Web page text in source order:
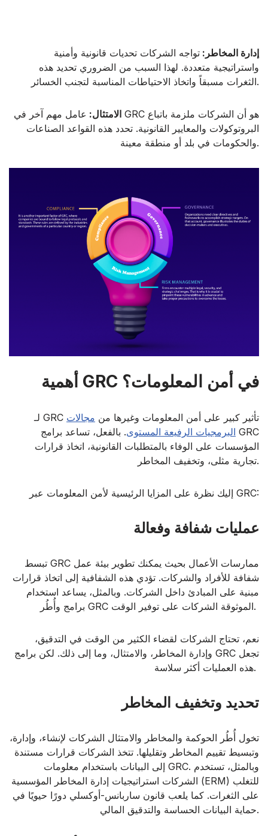
إدارة المخاطر: تواجه الشركات تحديات قانونية وأمنية
واستراتيجية متعددة. لهذا السبب من الضروري تحديد هذه
الثغرات مسبقاً واتخاذ الاحتياطات المناسبة لتجنب الخسائر.
الامتثال: عامل مهم آخر في GRC هو أن الشركات ملزمة باتباع
البروتوكولات والمعايير القانونية. تحدد هذه القواعد الصناعات
والحكومات في بلد أو منطقة معينة.
أهمية GRC في أمن المعلومات؟
لـ GRC تأثير كبير على أمن المعلومات وغيرها من مجالات
البرمجيات الرفيعة المستوى. بالفعل، تساعد برامج GRC
المؤسسات على الوفاء بالمتطلبات القانونية، اتخاذ قرارات
تجارية مثلى، وتخفيف المخاطر.
إليك نظرة على المزايا الرئيسية لأمن المعلومات عبر GRC:
عمليات شفافة وفعالة
تبسط GRC ممارسات الأعمال بحيث يمكنك تطوير بيئة عمل
شفافة للأفراد والشركات. تؤدي هذه الشفافية إلى اتخاذ قرارات
مبنية على المبادئ داخل الشركات. وبالمثل، يساعد استخدام
برامج وأُطُر GRC الموثوقة الشركات على توفير الوقت.
نعم، تحتاج الشركات لقضاء الكثير من الوقت في التدقيق،
وإدارة المخاطر، والامتثال، وما إلى ذلك. لكن برامج GRC تجعل
هذه العمليات أكثر سلاسة.
تحديد وتخفيف المخاطر
تخول أُطُر الحوكمة والمخاطر والامتثال الشركات لإنشاء، وإدارة،
وتبسيط تقييم المخاطر وتقليلها. تتخذ الشركات قرارات مستندة
إلى البيانات باستخدام معلومات GRC. وبالمثل، تستخدم
الشركات استراتيجيات إدارة المخاطر المؤسسية (ERM) للتغلب
على الثغرات. كما يلعب قانون ساربانس-أوكسلي دورًا حيويًا في
حماية البيانات الحساسة والتدقيق المالي.